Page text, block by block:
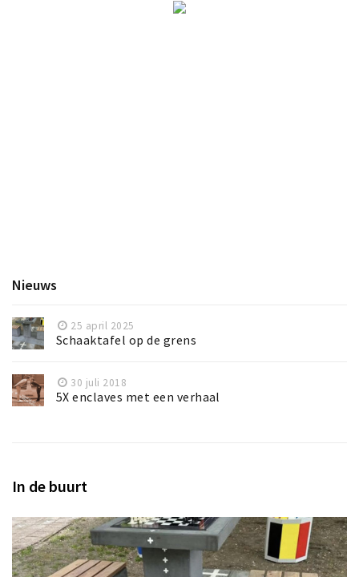
Nieuws
25 april 2025
Schaaktafel op de grens
30 juli 2018
5X enclaves met een verhaal
In de buurt